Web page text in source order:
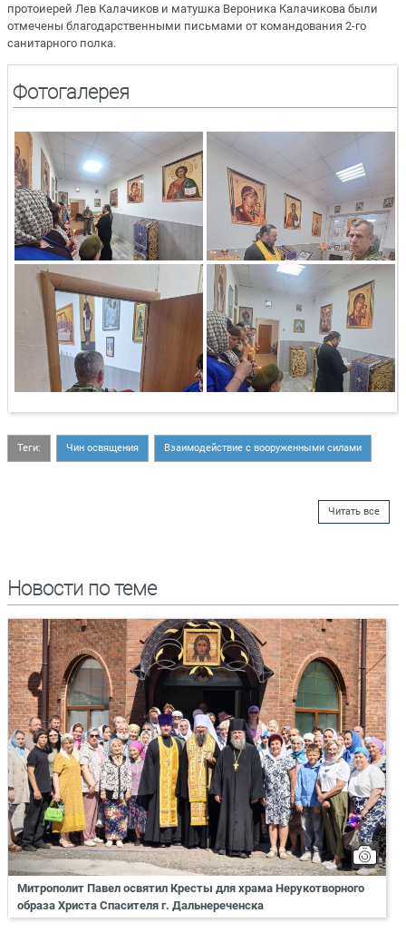
протоиерей Лев Калачиков и матушка Вероника Калачикова были
отмечены благодарственными письмами от командования 2-го
санитарного полка.
Фотогалерея
Теги: Чин освящения Взаимодействие с вооруженными силами
Читать все
Новости по теме
Митрополит Павел освятил Кресты для храма Нерукотворного
образа Христа Спасителя г. Дальнереченска